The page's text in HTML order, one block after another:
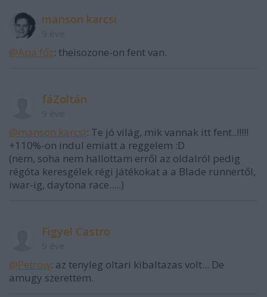
manson karcsi
@Apa főz: theisozone-on fent van.
fáZoltán
@manson karcsi: Te jó világ, mik vannak itt fent..!!!!!
+110%-on indul emiatt a reggelem :D
(nem, soha nem hallottam erről az oldalról pedig
régóta keresgélek régi játékokat a a Blade runnertől,
iwar-ig, daytona race.....)
Figyel Castro
@Petrow: az tenyleg oltari kibaltazas volt... De
amugy szerettem.